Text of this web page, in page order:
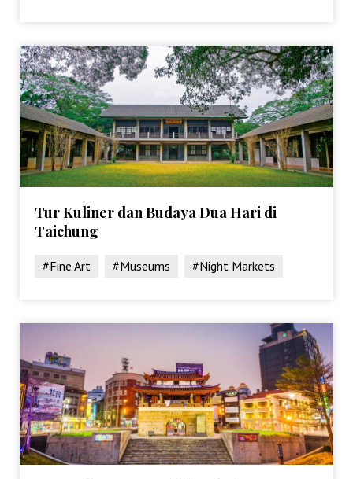
Tur Kuliner dan Budaya Dua Hari di
Taichung
#Fine Art #Museums #Night Markets